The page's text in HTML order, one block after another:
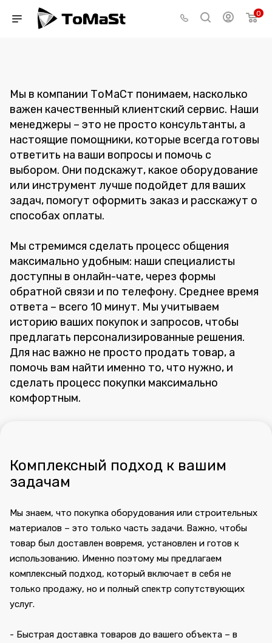
0
Мы в компании ТоМаСт понимаем, насколько
важен качественный клиентский сервис. Наши
менеджеры – это не просто консультанты, а
настоящие помощники, которые всегда готовы
ответить на ваши вопросы и помочь с
выбором. Они подскажут, какое оборудование
или инструмент лучше подойдет для ваших
задач, помогут оформить заказ и расскажут о
способах оплаты.
Мы стремимся сделать процесс общения
максимально удобным: наши специалисты
доступны в онлайн-чате, через формы
обратной связи и по телефону. Среднее время
ответа – всего 10 минут. Мы учитываем
историю ваших покупок и запросов, чтобы
предлагать персонализированные решения.
Для нас важно не просто продать товар, а
помочь вам найти именно то, что нужно, и
сделать процесс покупки максимально
комфортным.
Комплексный подход к вашим
задачам
Мы знаем, что покупка оборудования или строительных
материалов – это только часть задачи. Важно, чтобы
товар был доставлен вовремя, установлен и готов к
использованию. Именно поэтому мы предлагаем
комплексный подход, который включает в себя не
только продажу, но и полный спектр сопутствующих
услуг.
- Быстрая доставка товаров до вашего объекта – в